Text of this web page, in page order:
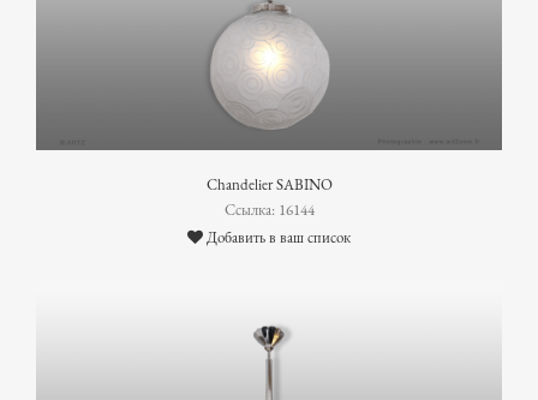
Chandelier SABINO
Ссылка: 16144
Добавить в ваш список